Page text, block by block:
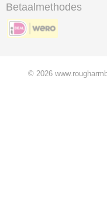
Betaalmethodes
© 2026